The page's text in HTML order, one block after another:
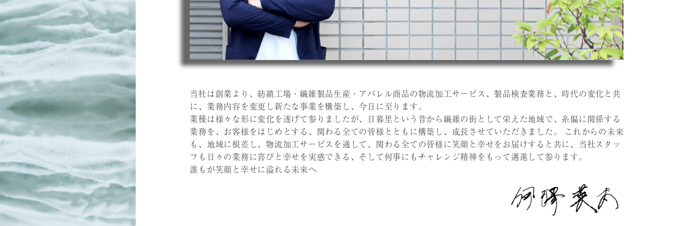
当社は創業より、紡績工場・繊維製品生産・アパレル商品の物流加工サービス、製品検査業務と、時代の変化と共
に、業務内容を変更し新たな事業を構築し、今日に至ります。
業種は様々な形に変化を遂げて参りましたが、日暮里という昔から繊維の街として栄えた地域で、糸偏に関係する
業務を、お客様をはじめとする、関わる全ての皆様とともに構築し、成長させていただきました。 これからの未来
も、地域に根差し、物流加工サービスを通して、関わる全ての皆様に笑顔と幸せをお届けすると共に、当社スタッ
フも日々の業務に喜びと幸せを実感できる、そして何事にもチャレンジ精神をもって邁進して参ります。
誰もが笑顔と幸せに溢れる未来へ